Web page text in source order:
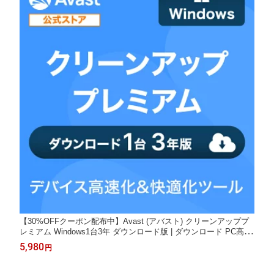
【30%OFFクーポン配布中】Avast (アバスト) クリーンアッププ
レミアム Windows1台3年 ダウンロード版 | ダウンロード PC高速
化 高速化ソフト 最適化ソフト キャッシュ削除 個人情報保護 レジ
ストリクリーナー デバイス快適 送料無料 パソコン スマホ PC mi
5,980 円